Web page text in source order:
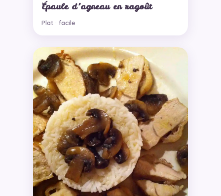
Épaule d’agneau en ragoût
Plat · facile